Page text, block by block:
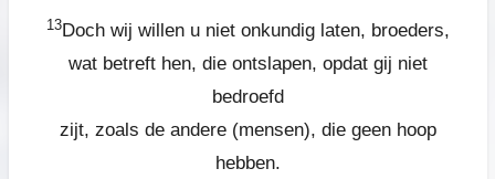
13Doch wij willen u niet onkundig laten, broeders,
wat betreft hen, die ontslapen, opdat gij niet
bedroefd
zijt, zoals de andere (mensen), die geen hoop
hebben.